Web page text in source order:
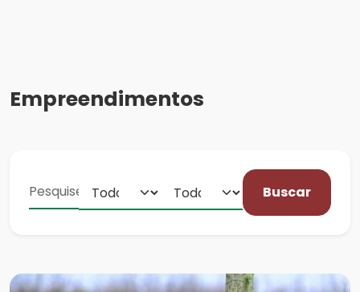
Empreendimentos
Buscar